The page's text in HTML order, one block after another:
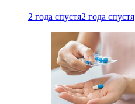
2 года спустя2 года спустя